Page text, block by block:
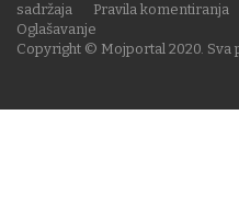
Copyright © Mojportal 2020. Sva
sadržaja
Pravila komentiranja
Oglašavanje